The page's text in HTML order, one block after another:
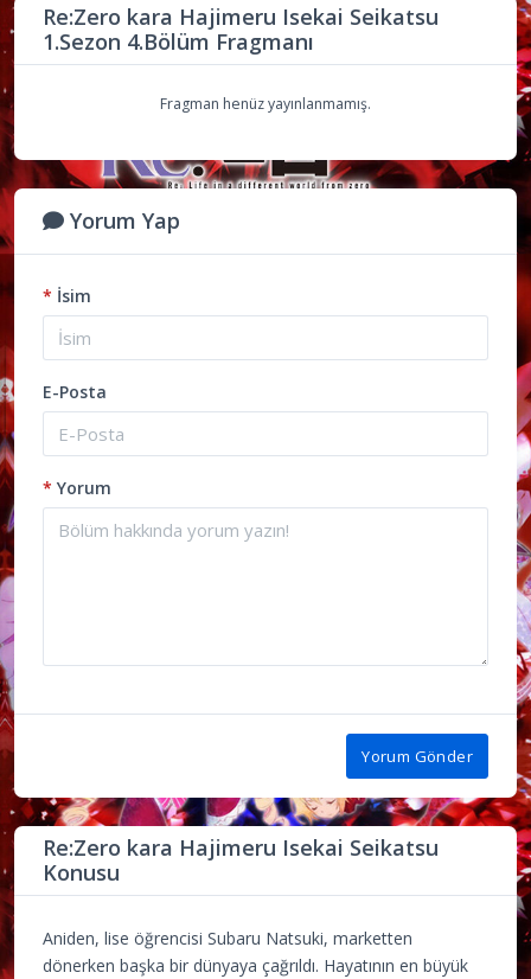
Re:Zero kara Hajimeru Isekai Seikatsu
1.Sezon 4.Bölüm Fragmanı
Fragman henüz yayınlanmamış.
Yorum Yap
* İsim
E-Posta
* Yorum
Yorum Gönder
Re:Zero kara Hajimeru Isekai Seikatsu
Konusu
Aniden, lise öğrencisi Subaru Natsuki, marketten
dönerken başka bir dünyaya çağrıldı. Hayatının en büyük